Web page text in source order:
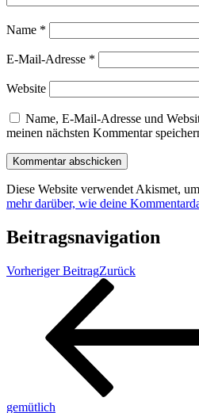
Name *
E-Mail-Adresse *
Website
Name, E-Mail-Adresse und
meinen nächsten Kommentar
Diese Website verwendet Akismet,
mehr darüber, wie deine
Beitragsnavigation
Vorheriger BeitragZurück
gemütlich